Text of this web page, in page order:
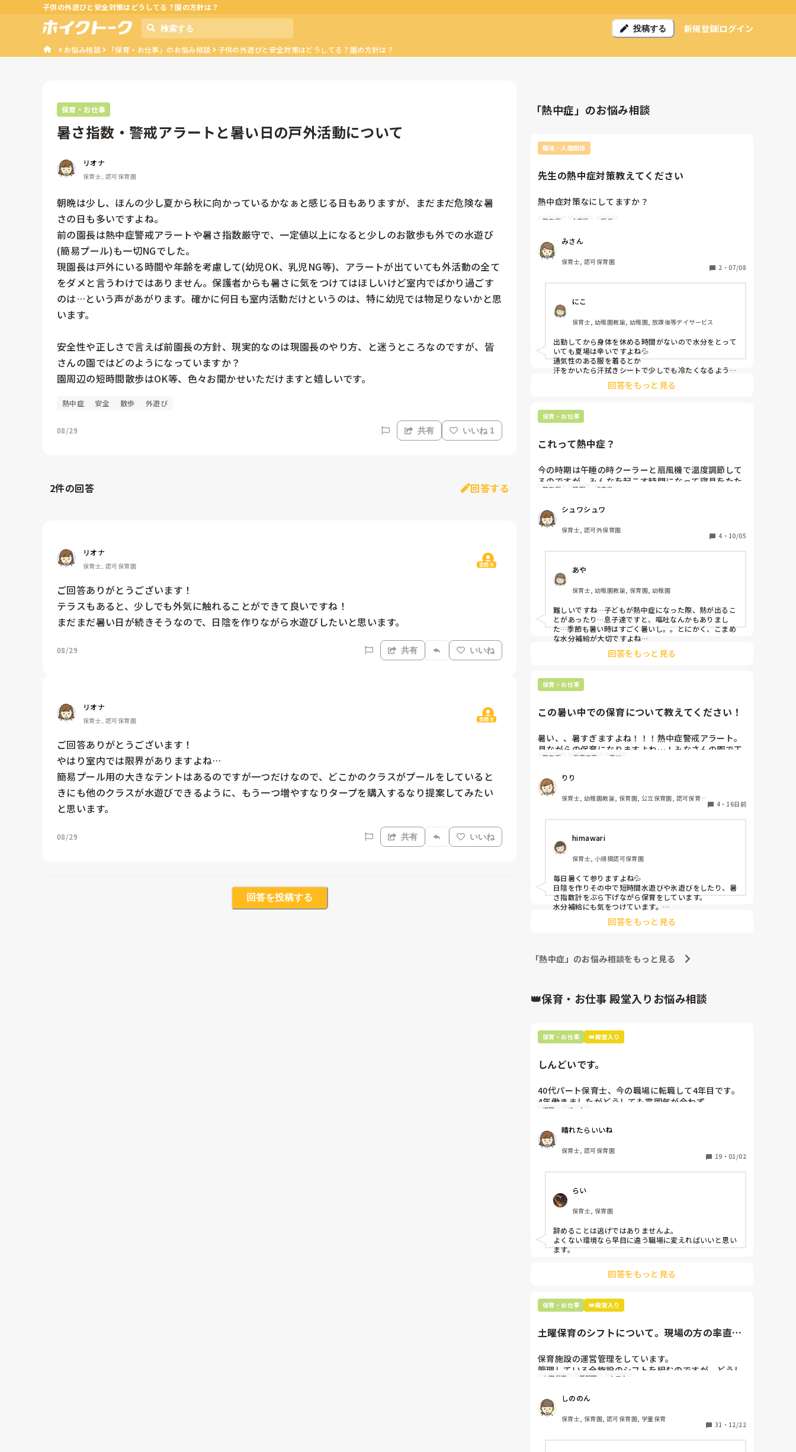
子供の外遊びと安全対策はどうしてる？園の方針は？
投稿する 新規登録ログイン
お悩み相談 「保育・お仕事」のお悩み相談 子供の外遊びと安全対策はどうしてる？園の方針は？
保育・お仕事
暑さ指数・警戒アラートと暑い日の戸外活動について
リオナ
保育士, 認可保育園
朝晩は少し、ほんの少し夏から秋に向かっているかなぁと感じる日もありますが、まだまだ危険な暑
さの日も多いですよね。
前の園長は熱中症警戒アラートや暑さ指数厳守で、一定値以上になると少しのお散歩も外での水遊び
(簡易プール)も一切NGでした。
現園長は戸外にいる時間や年齢を考慮して(幼児OK、乳児NG等)、アラートが出ていても外活動の全て
をダメと言うわけではありません。保護者からも暑さに気をつけてはほしいけど室内でばかり過ごす
のは…という声があがります。確かに何日も室内活動だけというのは、特に幼児では物足りないかと思
います。
安全性や正しさで言えば前園長の方針、現実的なのは現園長のやり方、と迷うところなのですが、皆
さんの園ではどのようになっていますか？
園周辺の短時間散歩はOK等、色々お聞かせいただけますと嬉しいです。
熱中症 安全 散歩 外遊び
08/29 共有 いいね 1
2件の回答 回答する
リオナ
保育士, 認可保育園 質問主
ご回答ありがとうございます！
テラスもあると、少しでも外気に触れることができて良いですね！
まだまだ暑い日が続きそうなので、日陰を作りながら水遊びしたいと思います。
08/29 共有 いいね
リオナ
保育士, 認可保育園 質問主
ご回答ありがとうございます！
やはり室内では限界がありますよね…
簡易プール用の大きなテントはあるのですが一つだけなので、どこかのクラスがプールをしていると
きにも他のクラスが水遊びできるように、もう一つ増やすなりタープを購入するなり提案してみたい
と思います。
08/29 共有 いいね
回答を投稿する
「熱中症」のお悩み相談
職場・人間関係
先生の熱中症対策教えてください
熱中症対策なにしてますか？
先週末から今日まで、16:00過ぎると熱中症のような
1歳児担任で出勤から退勤まで常にバタバタと動き回
り、声を出し...
に熱中症のような症状がでてしまいます。。。
先生方はどんな対策されていますか？？
熱中症 1歳児 担任
みさん
保育士, 認可保育園
2 ・ 07/08
にこ
保育士, 幼稚園教諭, 幼稚園, 放課後等デイサービス
出勤してから身体を休める時間がないので水分をとって
いても夏場は辛いですよね💦
通気性のある服を着るとか
汗をかいたら汗拭きシートで少しでも冷たくなるように
するとか、もうとにかく水分を摂りまくるとかそんなこ
としかできませんでした💦
塩分チャージなどもこまめに摂取するといいですよ！！
回答をもっと見る
保育・お仕事
これって熱中症？
今の時期は午睡の時クーラーと扇風機で温度調節して
るのですが、みんなを起こす時間になって寝具をたた
んで、ゴザをしまう為１度クーラー消して窓あけて扇
「あつい」「あつい」と言い出したので少し多めに水
を飲ませて体温を計ってみたら36.7と平熱でした。そ
れからまた10分後ぐらいに「あつい」「あつい」と言
い出したので今度は担任の先生に、ずっと暑いと訴え
あげたみたいで、それからは、あついと言わなくなり
ました。その子のあの症状は熱中症の一歩手前だった
のでしょうか?
熱中症 睡眠 3歳児
シュワシュワ
保育士, 認可外保育園
4 ・ 10/05
あや
保育士, 幼稚園教諭, 保育園, 幼稚園
難しいですね…子どもが熱中症になった際、熱が出るこ
とがあったり…息子達ですと、嘔吐なんかもありまし
た…季節も暑い時はすごく暑いし。。とにかく、こまめ
な水分補給が大切ですよね…
回答をもっと見る
保育・お仕事
この暑い中での保育について教えてください！
暑い、、暑すぎますよね！！！熱中症警戒アラート。
見ながらの保育になりますよね…！みなさんの園で工
夫されている、暑さのしのぎ方や、暑さ対策などはあ
さい✨
熱中症 保育内容 遊び
りり
保育士, 幼稚園教諭, 保育園, 公立保育園, 認可保育
4・ 16日前
himawari
保育士, 小規模認可保育園
毎日暑くて参りますよね💦
日陰を作りその中で短時間水遊びや氷遊びをしたり、暑
さ指数計をぶら下げながら保育をしています。
水分補給にも気をつけています。
私の園はホールがないので少しでも気分転換になるよう
回答をもっと見る
「熱中症」のお悩み相談をもっと見る
👑保育・お仕事 殿堂入りお悩み相談
保育・お仕事 👑殿堂入り
しんどいです。
40代パート保育士、今の職場に転職して4年目です。
4年働きましたがどうしても雰囲気が合わず
退職しようと思っています。
周りの職員は、勤続10年以上から何十年という先生が
ほとんどです。
保護者子どもの愚痴悪口が多く、
子どもの前でも
仕方ないよね
もう何も言わずに
子どもの言いなりになればいいんだね
などいう意見で…
上の先生に相談することは難しそうです。
正直苦しい。
辞めることは逃げ、と、過去辞めた人も何年も言われ
続けています
退職 パート
晴れたらいいね
保育士, 認可保育園
19 ・ 01/02
らい
保育士, 保育園
辞めることは逃げではありませんよ。
よくない環境なら早目に違う職場に変えればいいと思い
ます。
回答をもっと見る
保育・お仕事 👑殿堂入り
土曜保育のシフトについて。現場の方の率直な
保育施設の運営管理をしています。
管理している全施設のシフトを組むのですが、どうし
ても土曜保育だけは入れる方が少なく、いつも苦労し
応募の段階では皆、月1〜2回の土曜出勤があることに
同意して入職しているはずですが、いざ勤務が始まる
と一日も土曜出勤が出来ない方ばかりです。
土曜保育 管理職 シフト
しののん
保育士, 保育園, 認可保育園, 学童保育
31 ・ 12/22